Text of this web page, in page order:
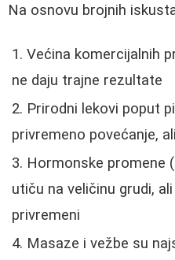
Na osnovu brojnih
Većina komercijalnih
ne daju trajne rezultate
Prirodni lekovi poput
privremeno povećanje,
Hormonske promene
utiču na veličinu grudi,
privremeni
Masaze i vežbe su